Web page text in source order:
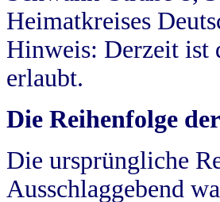
Heimatkreises
Hinweis: Derzeit ist
erlaubt.
Die Reihenfolge
Die ursprüngliche
Ausschlaggebend